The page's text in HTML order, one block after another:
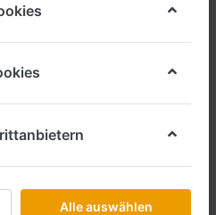
Sortieren
SORTIMENT
5250
Alle auswählen